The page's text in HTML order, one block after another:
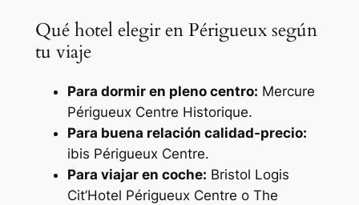
Qué hotel elegir en Périgueux según
tu viaje
Para dormir en pleno centro: Mercure
Périgueux Centre Historique.
Para buena relación calidad-precio:
ibis Périgueux Centre.
Para viajar en coche: Bristol Logis
Cit’Hotel Périgueux Centre o The